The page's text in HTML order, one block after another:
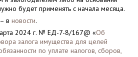
будет применять с начала месяца.
в новости.
2024 г. № ЕД-7-8/167@ «Об
залога имущества для целей
по уплате налогов, сборов,